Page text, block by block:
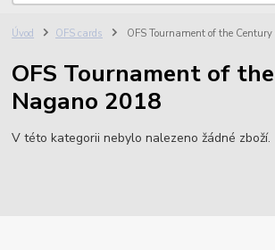
Úvod OFS cards OFS Tournament of the
OFS Tournament of
Nagano 2018
V této kategorii nebylo nalezeno žádné zboží.